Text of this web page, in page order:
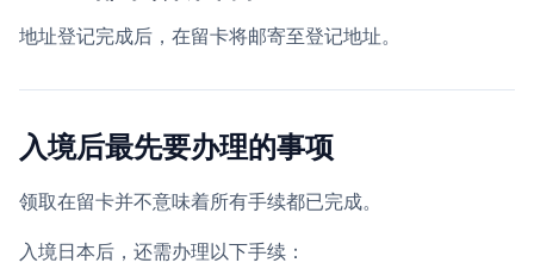
地址登记完成后，在留卡将邮寄至登记地址。
入境后最先要办理的事项
领取在留卡并不意味着所有手续都已完成。
入境日本后，还需办理以下手续：